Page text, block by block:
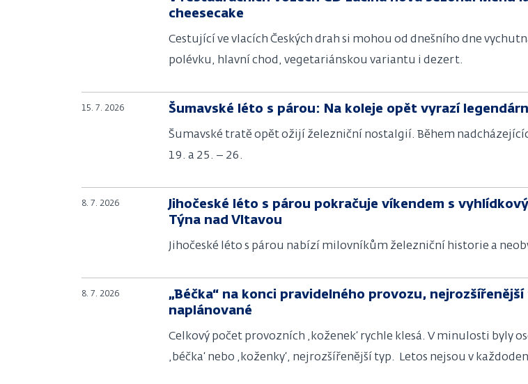
cheesecake
Cestující ve vlacích Českých drah si mohou od dnešního dne
polévku, hlavní chod, vegetariánskou variantu i dezert.
15. 7. 2026 Šumavské léto s párou: Na koleje opět vyrazí
Šumavské tratě opět ožijí železniční nostalgií. Během
19. a 25. – 26.
8. 7. 2026
Jihočeské léto s párou pokračuje víkendem s
Týna nad Vltavou
Jihočeské léto s párou nabízí milovníkům železniční historie a
8. 7. 2026
„Béčka“ na konci pravidelného provozu,
naplánované
Celkový počet provozních ‚koženek‘ rychle klesá. V minulosti byly
‚béčka‘ nebo ‚koženky‘, nejrozšířenější typ. Letos nejsou v